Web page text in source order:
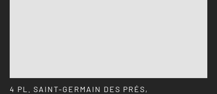
4 PL. SAINT-GERMAIN DES PRÉS,